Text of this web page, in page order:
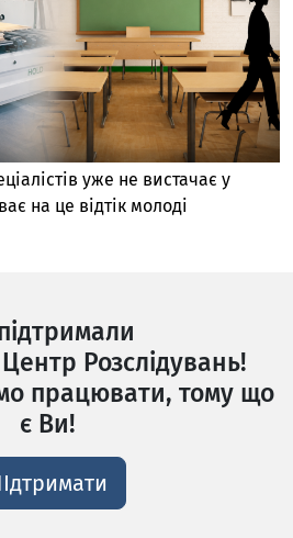
уже не вистачає у
на це відтік молоді
Розслідувань!
працювати, тому що
є Ви!